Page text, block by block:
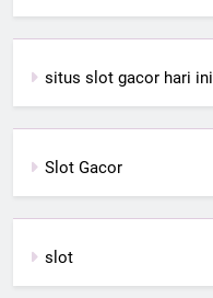
situs slot gacor hari ini
Slot Gacor
slot